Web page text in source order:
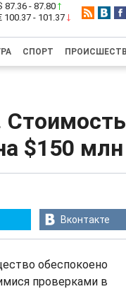
87.36 - 87.80
100.37 - 101.37
СПОРТ
$150 млн
Вконтакте
обеспокоено
проверками в